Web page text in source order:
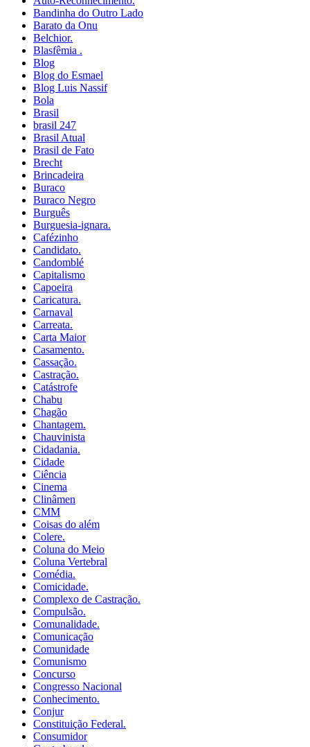
Bandinha do Outro Lado
Barato da Onu
Belchior.
Blasfêmia .
Blog
Blog do Esmael
Blog Luis Nassif
Bola
Brasil
brasil 247
Brasil Atual
Brasil de Fato
Brecht
Brincadeira
Buraco
Buraco Negro
Burguês
Burguesia-ignara.
Cafézinho
Candidato.
Candomblé
Capitalismo
Capoeira
Caricatura.
Carnaval
Carreata.
Carta Maior
Casamento.
Cassação.
Castração.
Catástrofe
Chabu
Chagão
Chantagem.
Chauvinista
Cidadania.
Cidade
Ciência
Cinema
Clinâmen
CMM
Coisas do além
Colere.
Coluna do Meio
Coluna Vertebral
Comédia.
Comicidade.
Complexo de Castração.
Compulsão.
Comunalidade.
Comunicação
Comunidade
Comunismo
Concurso
Congresso Nacional
Conhecimento.
Conjur
Constituição Federal.
Consumidor